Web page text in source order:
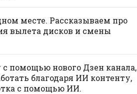
месте. Рассказываем про
вылета дисков и смены
помощью нового Дзен канала,
благодаря ИИ контенту,
с помощью ИИ.